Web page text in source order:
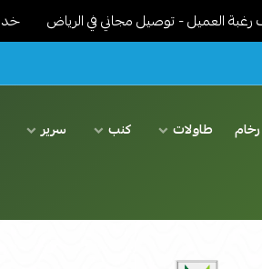
- توصيل مجاني في الرياض خدمات
طاولات كنب سرير